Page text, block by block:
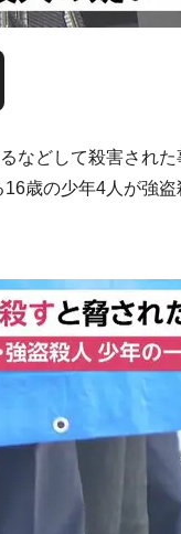
などして殺害され
歳の少年4人が強